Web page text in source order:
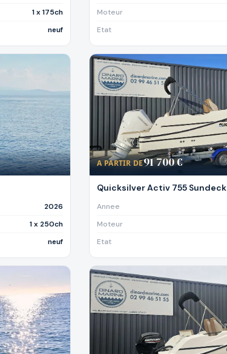
1 x 175ch
neuf
Moteur
Etat
2026
1 x 250ch
neuf
A PARTIR DE91 700 €
Quicksilver Activ 755 Sundeck
Annee
Moteur
Etat